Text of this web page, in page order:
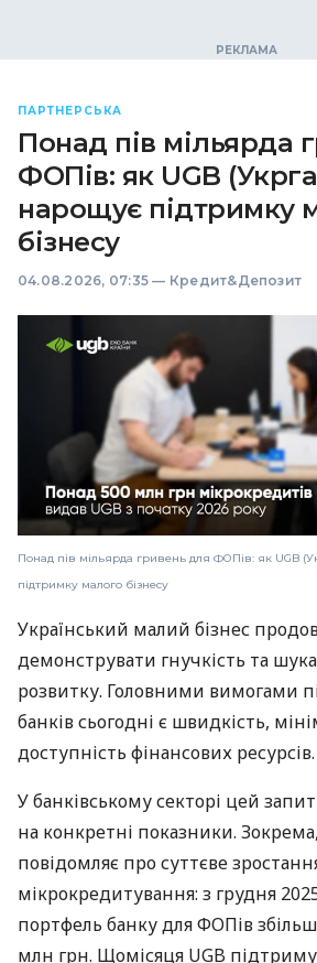
ПАРТНЕРСЬКА
Понад пів мільярда
ФОПів: як UGB
нарощує підтримку
бізнесу
04.08.2026, 07:35 — Кредит&Депозит
Понад пів мільярда гривень для ФОПів: як UGB
підтримку малого бізнесу
Український малий бізнес
демонструвати гнучкість та
розвитку. Головними вимогами
банків сьогодні є швидкість,
доступність фінансових ресурсів.
У банківському секторі цей
на конкретні показники.
повідомляє про суттєве
мікрокредитування: з грудня
портфель банку для ФОПів
млн грн. Щомісяця UGB